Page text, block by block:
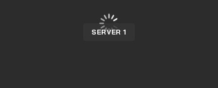
SERVER 1